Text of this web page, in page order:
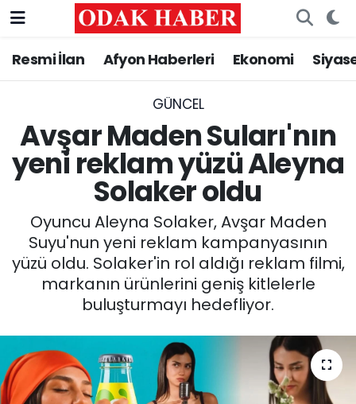
Resmi İlan Afyon Haberleri Ekonomi
GÜNCEL
Avşar Maden Suları'nın
yeni reklam yüzü Aleyna
Solaker oldu
Oyuncu Aleyna Solaker, Avşar Maden
Suyu'nun yeni reklam kampanyasının
yüzü oldu. Solaker'in rol aldığı reklam filmi,
markanın ürünlerini geniş kitlelerle
buluşturmayı hedefliyor.
AFYONKARAHİSAR HABERLERİ
ASAYİŞ
GÜNCEL
SİYASET
EĞİTİM
MAGAZİN
SAĞLIK
SPOR
Nöbetçi Eczaneler
Trafik Durumu
Süper Lig Puan Durumu ve Fikstür
Tüm Manşetler
Son Dakika Haberleri
Haber Arşivi